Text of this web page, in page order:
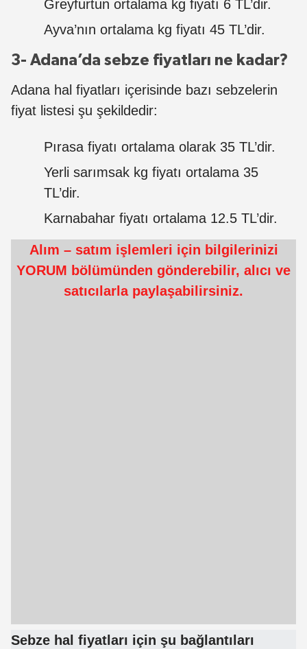
Greyfurtun ortalama kg fiyatı 6 TL’dir.
Ayva’nın ortalama kg fiyatı 45 TL’dir.
3- Adana’da sebze fiyatları ne kadar?
Adana hal fiyatları içerisinde bazı sebzelerin
fiyat listesi şu şekildedir:
Pırasa fiyatı ortalama olarak 35 TL’dir.
Yerli sarımsak kg fiyatı ortalama 35
TL’dir.
Karnabahar fiyatı ortalama 12.5 TL’dir.
Alım – satım işlemleri için bilgilerinizi
YORUM bölümünden gönderebilir, alıcı ve
satıcılarla paylaşabilirsiniz.
Sebze hal fiyatları için şu bağlantıları